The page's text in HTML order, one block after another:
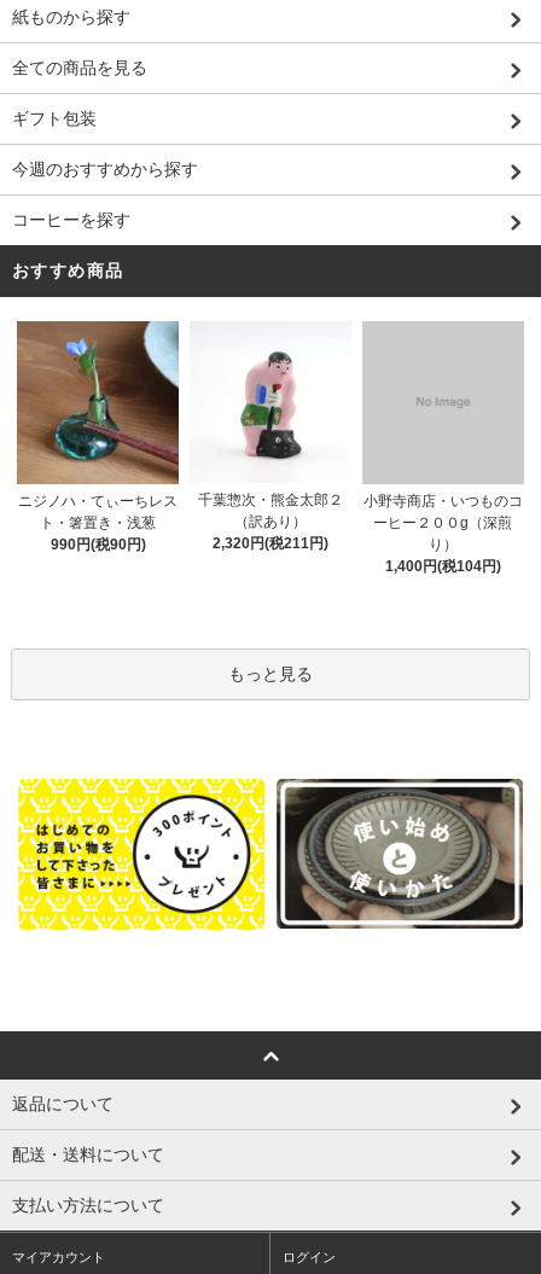
紙ものから探す
全ての商品を見る
ギフト包装
今週のおすすめから探す
コーヒーを探す
おすすめ商品
ニジノハ・てぃーちレス
ト・箸置き・浅葱
990円(税90円)
千葉惣次・熊金太郎２
（訳あり）
2,320円(税211円)
小野寺商店・いつものコ
ーヒー２００g（深煎
り）
1,400円(税104円)
もっと見る
返品について
配送・送料について
支払い方法について
マイアカウント ログイン